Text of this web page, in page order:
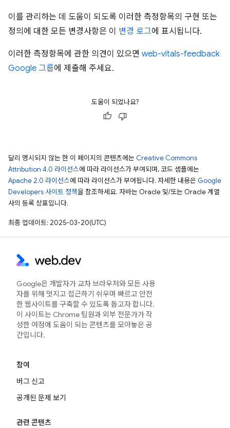
이를 관리하는 데 도움이 되도록 이러한 측정항목의 구현 또는
정의에 대한 모든 변경사항은 이 변경 로그에 표시됩니다.
이러한 측정항목에 관한 의견이 있으면 web-vitals-feedback
Google 그룹에 제출해 주세요.
도움이 되었나요?
달리 명시되지 않는 한 이 페이지의 콘텐츠에는 Creative Commons
Attribution 4.0 라이선스에 따라 라이선스가 부여되며, 코드 샘플에는
Apache 2.0 라이선스에 따라 라이선스가 부여됩니다. 자세한 내용은 Google
Developers 사이트 정책을 참조하세요. 자바는 Oracle 및/또는 Oracle 계열
사의 등록 상표입니다.
최종 업데이트: 2025-03-20(UTC)
Google은 개발자가 교차 브라우저와 모든 사용
자를 위해 멋지고 접근하기 쉬우며 빠르고 안전
한 웹사이트를 구축할 수 있도록 돕고자 합니다.
이 사이트는 Chrome 팀원과 외부 전문가가 작
성한 여정에 도움이 되는 콘텐츠를 모아놓은 공
간입니다.
참여
버그 신고
공개된 문제 보기
관련 콘텐츠